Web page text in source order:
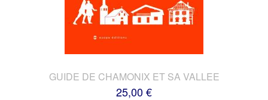
GUIDE DE CHAMONIX ET SA VALLEE
25,00 €